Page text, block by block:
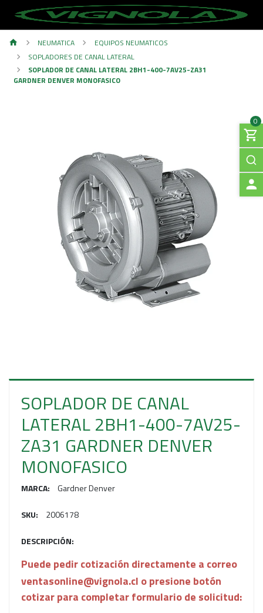
0
NEUMATICA
EQUIPOS NEUMATICOS
SOPLADORES DE CANAL LATERAL
SOPLADOR DE CANAL LATERAL 2BH1-400-7AV25-ZA31
GARDNER DENVER MONOFASICO
SOPLADOR DE CANAL
LATERAL 2BH1-400-7AV25-
ZA31 GARDNER DENVER
MONOFASICO
MARCA: Gardner Denver
SKU: 2006178
DESCRIPCIÓN:
Puede pedir cotización directamente a correo
ventasonline@vignola.cl o presione botón
cotizar para completar formulario de solicitud: